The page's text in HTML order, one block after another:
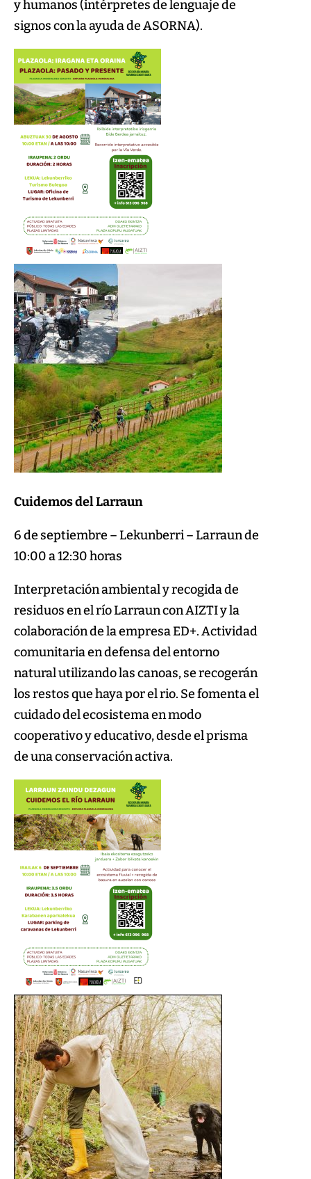
y humanos (intérpretes de lenguaje de
signos con la ayuda de ASORNA).
Cuidemos del Larraun
6 de septiembre – Lekunberri – Larraun de
10:00 a 12:30 horas
Interpretación ambiental y recogida de
residuos en el río Larraun con AIZTI y la
colaboración de la empresa ED+. Actividad
comunitaria en defensa del entorno
natural utilizando las canoas, se recogerán
los restos que haya por el rio. Se fomenta el
cuidado del ecosistema en modo
cooperativo y educativo, desde el prisma
de una conservación activa.